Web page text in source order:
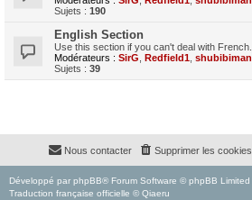
Sujets : 190
English Section
Use this section if you can't deal with French.
Modérateurs : SirG Redfield1 shubibiman
Sujets : 39
Supprimer les cookies
Nous contacter
Développé par phpBB® Forum Software © phpBB Limited
Traduction française officielle © Qiaeru